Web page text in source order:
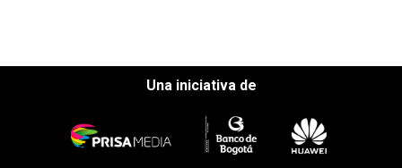
Una iniciativa de